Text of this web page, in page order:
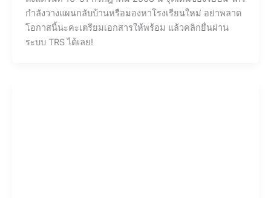
คู่มือ Prompt สำหรับให้ AI เขียนแผนการสอน
Detphong Unchat /09/06/2025